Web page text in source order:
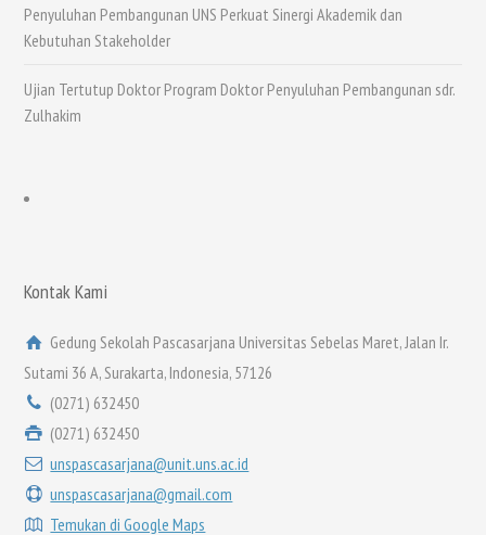
Penyuluhan Pembangunan UNS Perkuat Sinergi Akademik dan
Kebutuhan Stakeholder
Ujian Tertutup Doktor Program Doktor Penyuluhan Pembangunan sdr.
Zulhakim
Kontak Kami
Gedung Sekolah Pascasarjana Universitas Sebelas Maret, Jalan Ir.
Sutami 36 A, Surakarta, Indonesia, 57126
(0271) 632450
(0271) 632450
unspascasarjana@unit.uns.ac.id
unspascasarjana@gmail.com
Temukan di Google Maps